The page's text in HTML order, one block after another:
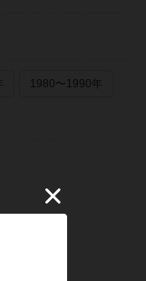
1980〜1990年